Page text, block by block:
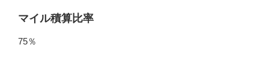
マイル積算比率
75％